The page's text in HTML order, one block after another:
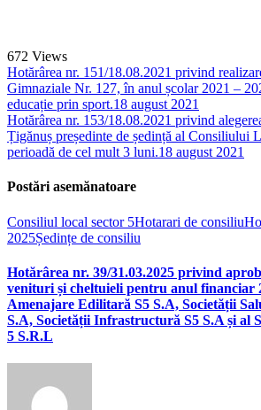
672 Views
Hotărârea nr. 151/18.08.2021 privind
Gimnaziale Nr. 127, în anul școlar 2021 –
educație prin sport.18 august 2021
Hotărârea nr. 153/18.08.2021 privind
Țigănuș președinte de ședință al Consiliului
perioadă de cel mult 3 luni.18 august 2021
Postări asemănatoare
Consiliul local sector 5Hotarari de consiliu
2025Ședințe de consiliu
Hotărârea nr. 39/31.03.2025 privind
venituri și cheltuieli pentru anul financiar
Amenajare Edilitară S5 S.A, Societății
S.A, Societății Infrastructură S5 S.A și al
5 S.R.L